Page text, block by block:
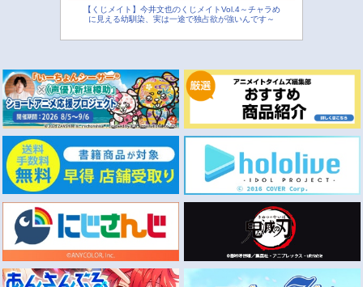
【くじメイト】今井文也のくじメイトVol.4～チャラめ
に見える幼馴染、実は一途で独占欲が強いんです～